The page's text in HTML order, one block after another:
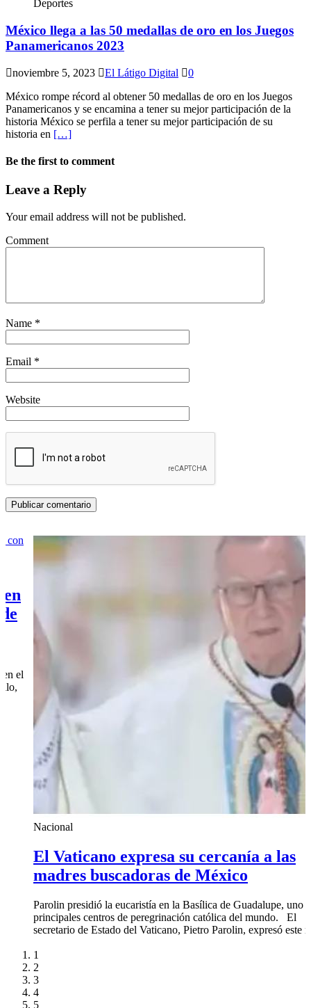
México llega a las 50 medallas de oro en los Juegos
Panamericanos 2023
noviembre 5, 2023 El Látigo Digital
México rompe récord al obtener 50 medallas de oro en los Juegos
historia México se perfila a tener su mejor participación de su
historia en[…]
Be the first to comment
Leave a Reply
Your email address will not be published.
Comment
Name*
de los
martes
Internacional
Trump dice que Canadá es
que México se aprovechó de EE.UU.
Trump lanzó duras críticas contra Canadá al referirse a la
comercial entre ambos países. El presidente de Estados
Donald Trump, arremetió contra sus principales socios
1
2
3
4
5